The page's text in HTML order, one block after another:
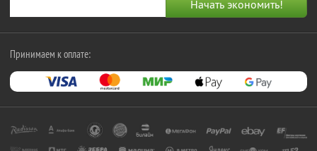
Принимаем к оплате: